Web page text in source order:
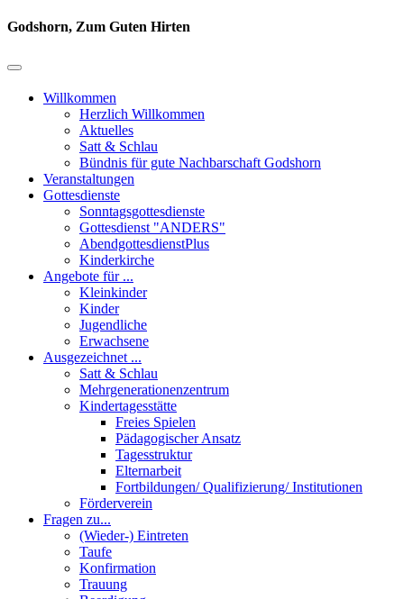
Godshorn, Zum Guten Hirten
Willkommen
Herzlich Willkommen
Aktuelles
Satt & Schlau
Bündnis für gute Nachbarschaft Godshorn
Veranstaltungen
Gottesdienste
Sonntagsgottesdienste
Gottesdienst "ANDERS"
AbendgottesdienstPlus
Kinderkirche
Angebote für ...
Kleinkinder
Kinder
Jugendliche
Erwachsene
Ausgezeichnet ...
Satt & Schlau
Mehrgenerationenzentrum
Kindertagesstätte
Freies Spielen
Pädagogischer Ansatz
Tagesstruktur
Elternarbeit
Fortbildungen/ Qualifizierung/ Institutionen
Förderverein
Fragen zu...
(Wieder-) Eintreten
Taufe
Konfirmation
Trauung